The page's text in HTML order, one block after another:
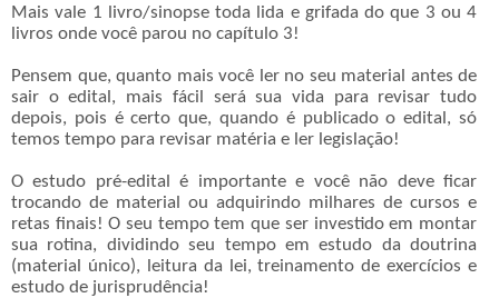
Mais vale 1 livro/sinopse toda lida e grifada do que 3 ou 4
livros onde você parou no capítulo 3!
Pensem que, quanto mais você ler no seu material antes de
sair o edital, mais fácil será sua vida para revisar tudo
depois, pois é certo que, quando é publicado o edital, só
temos tempo para revisar matéria e ler legislação!
O estudo pré-edital é importante e você não deve ficar
trocando de material ou adquirindo milhares de cursos e
retas finais! O seu tempo tem que ser investido em montar
sua rotina, dividindo seu tempo em estudo da doutrina
(material único), leitura da lei, treinamento de exercícios e
estudo de jurisprudência!